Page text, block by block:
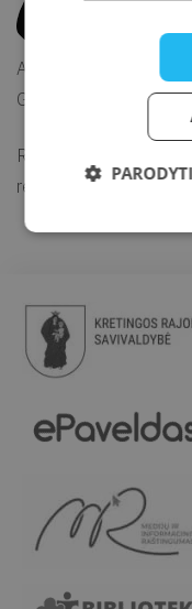
Asmenims nuo 16
Galimybių pasu.
Renginyje privaloma
respiratorius.